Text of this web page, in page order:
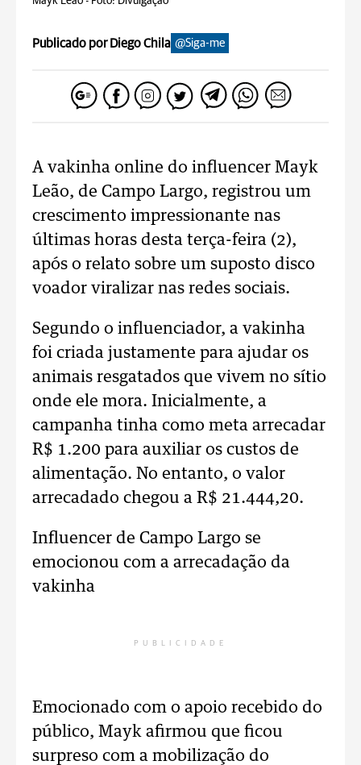
Publicado por Diego Chila @Siga-me
A vakinha online do influencer Mayk
Leão, de Campo Largo, registrou um
crescimento impressionante nas
últimas horas desta terça-feira (2),
após o relato sobre um suposto disco
voador viralizar nas redes sociais.
Segundo o influenciador, a vakinha
foi criada justamente para ajudar os
animais resgatados que vivem no sítio
onde ele mora. Inicialmente, a
campanha tinha como meta arrecadar
R$ 1.200 para auxiliar os custos de
alimentação. No entanto, o valor
arrecadado chegou a R$ 21.444,20.
Influencer de Campo Largo se
emocionou com a arrecadação da
vakinha
PUBLICIDADE
Emocionado com o apoio recebido do
público, Mayk afirmou que ficou
surpreso com a mobilização do